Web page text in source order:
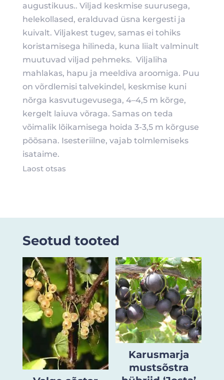
augustikuus.. Viljad keskmise suurusega,
helekollased, eralduvad üsna kergesti ja
kuivalt. Viljakest tugev, samas ei tohiks
koristamisega hilineda, kuna liialt valminult
muutuvad viljad pehmeks. Viljaliha
mahlakas, hapu ja meeldiva aroomiga. Puu
on võrdlemisi talvekindel, keskmise kuni
nõrga kasvutugevusega, 4–4,5 m kõrge,
kergelt laiuva võraga. Samas on teda
võimalik lõikamisega hoida 3-3,5 m kõrguse
põõsana. Isesteriilne, vajab tolmlemiseks
isataime.
Laost otsas
Seotud tooted
Karusmarja
mustsõstra